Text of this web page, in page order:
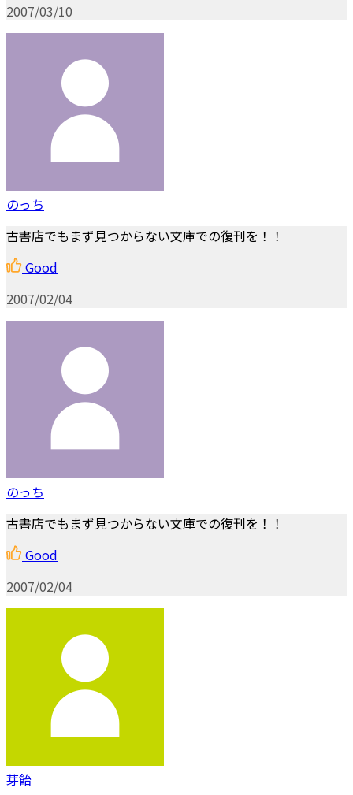
2007/03/10
のっち
古書店でもまず見つからない文庫での復刊を！！
Good
2007/02/04
のっち
古書店でもまず見つからない文庫での復刊を！！
Good
2007/02/04
芽飴